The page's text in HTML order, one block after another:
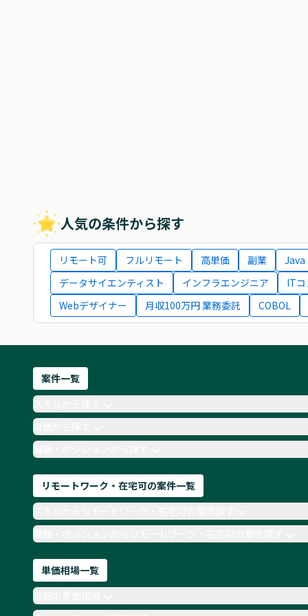
人気の条件から探す
リモート可 フルリモート 高単価 副業
Java
データサイエンティスト
インフラエンジニア
IT
Webデザイナー
月収100万円 業務委託 COBOL
案件一覧
単価から探す
職種・ポジションから探す
リモートワーク・在宅可の案件一覧
職種・ポジションからリモートワーク・在宅可の案件探す
単価相場一覧